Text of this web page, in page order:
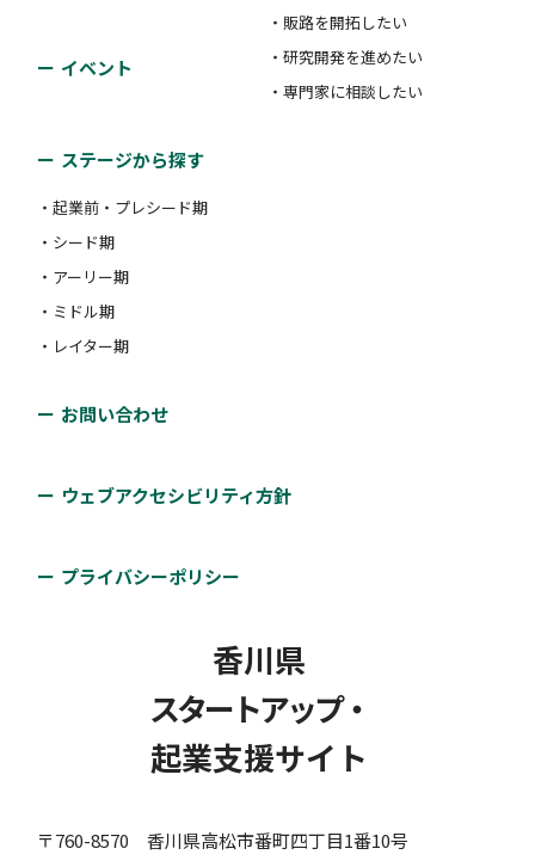
イベント
・販路を開拓したい
・研究開発を進めたい
・専門家に相談したい
ステージから探す
・起業前・プレシード期
・シード期
・アーリー期
・ミドル期
・レイター期
お問い合わせ
ウェブアクセシビリティ方針
プライバシーポリシー
香川県
スタートアップ・
起業支援サイト
〒760-8570 香川県高松市番町四丁目1番10号